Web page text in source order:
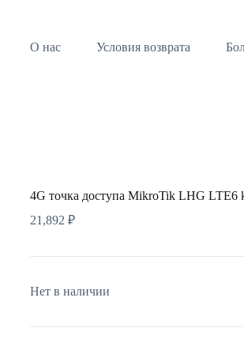
О нас Условия возврата
4G точка доступа MikroTik LHG LTE6
21,892 ₽
Нет в наличии